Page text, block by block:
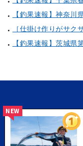
NEW